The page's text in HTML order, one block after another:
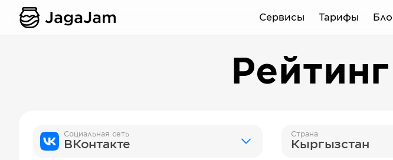
Сервисы Тарифы
Социальная сеть
ВКонтакте
Страна
Кыргызстан